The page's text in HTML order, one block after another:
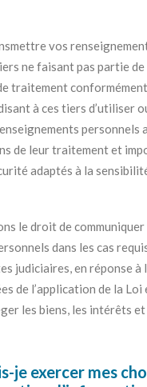
vos
ne faisant pas partie
traitement
à ces tiers d’utiliser
personnels
de leur traitement et
adaptés à la
le droit de communiquer
dans les cas
judiciaires, en réponse à
de l’application de la Loi
les biens, les intérêts
je exercer mes